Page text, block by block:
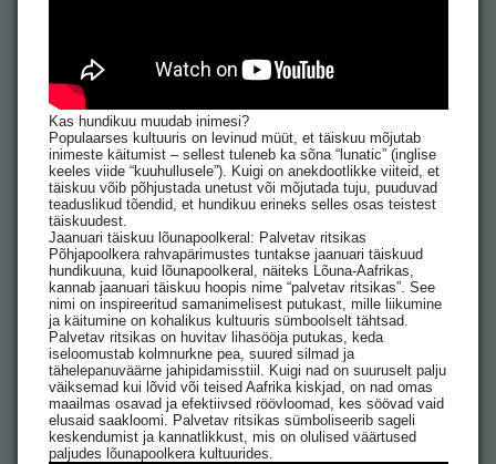
Kas hundikuu muudab inimesi?
Populaarses kultuuris on levinud müüt, et täiskuu mõjutab
inimeste käitumist – sellest tuleneb ka sõna “lunatic” (inglise
keeles viide “kuuhullusele”). Kuigi on anekdootlikke viiteid, et
täiskuu võib põhjustada unetust või mõjutada tuju, puuduvad
teaduslikud tõendid, et hundikuu erineks selles osas teistest
täiskuudest.
Jaanuari täiskuu lõunapoolkeral: Palvetav ritsikas
Põhjapoolkera rahvapärimustes tuntakse jaanuari täiskuud
hundikuuna, kuid lõunapoolkeral, näiteks Lõuna-Aafrikas,
kannab jaanuari täiskuu hoopis nime “palvetav ritsikas”. See
nimi on inspireeritud samanimelisest putukast, mille liikumine
ja käitumine on kohalikus kultuuris sümboolselt tähtsad.
Palvetav ritsikas on huvitav lihasööja putukas, keda
iseloomustab kolmnurkne pea, suured silmad ja
tähelepanuväärne jahipidamisstiil. Kuigi nad on suuruselt palju
väiksemad kui lõvid või teised Aafrika kiskjad, on nad omas
maailmas osavad ja efektiivsed röövloomad, kes söövad vaid
elusaid saakloomi. Palvetav ritsikas sümboliseerib sageli
keskendumist ja kannatlikkust, mis on olulised väärtused
paljudes lõunapoolkera kultuurides.